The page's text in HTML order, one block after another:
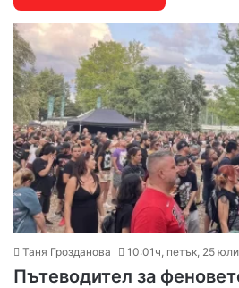
Таня Грозданова 10:01ч, петък, 25
Пътеводител за